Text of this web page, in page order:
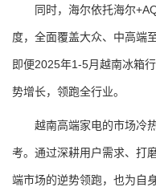
同时，海尔依托海尔
度，全面覆盖大众、中高端
即便2025年1-5月越南冰箱
势增长，领跑全行业。
越南高端家电的市场冷热
考。通过深耕用户需求、打
端市场的逆势领跑，也为自